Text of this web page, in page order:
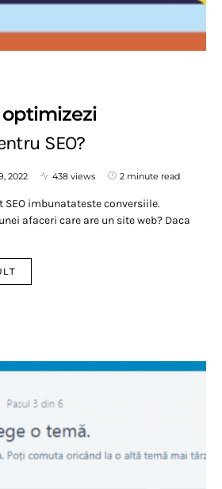
optimizezi
SEO?
2022 438 views 2 minute read
imbunatateste conversiile.
afaceri care are un site web? Daca